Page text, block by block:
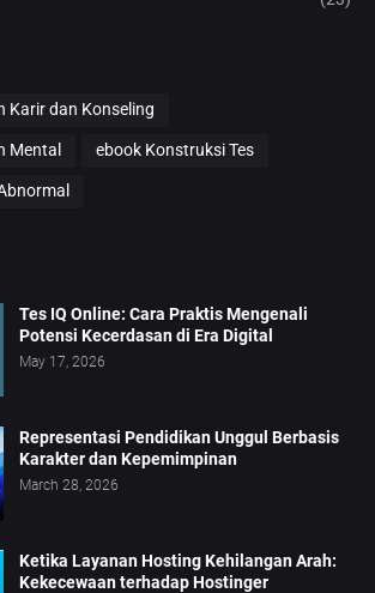
Karir dan Konseling
Mental ebook Konstruksi Tes
Tes IQ Online: Cara Praktis Mengenali
Potensi Kecerdasan di Era Digital
May 17, 2026
Representasi Pendidikan Unggul Berbasis
Karakter dan Kepemimpinan
March 28, 2026
Ketika Layanan Hosting Kehilangan Arah:
Kekecewaan terhadap Hostinger